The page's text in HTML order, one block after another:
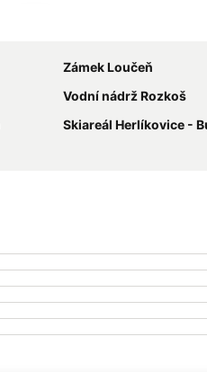
Zámek Loučeň
Vodní nádrž Rozkoš
Skiareál Herlíkovice -